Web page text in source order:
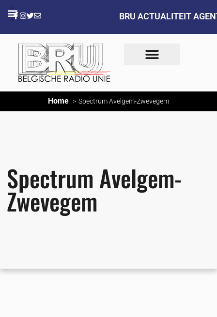
BRU ACTUALITEIT
Home Spectrum Avelgem-Zwevegem
Spectrum Avelgem-
Zwevegem